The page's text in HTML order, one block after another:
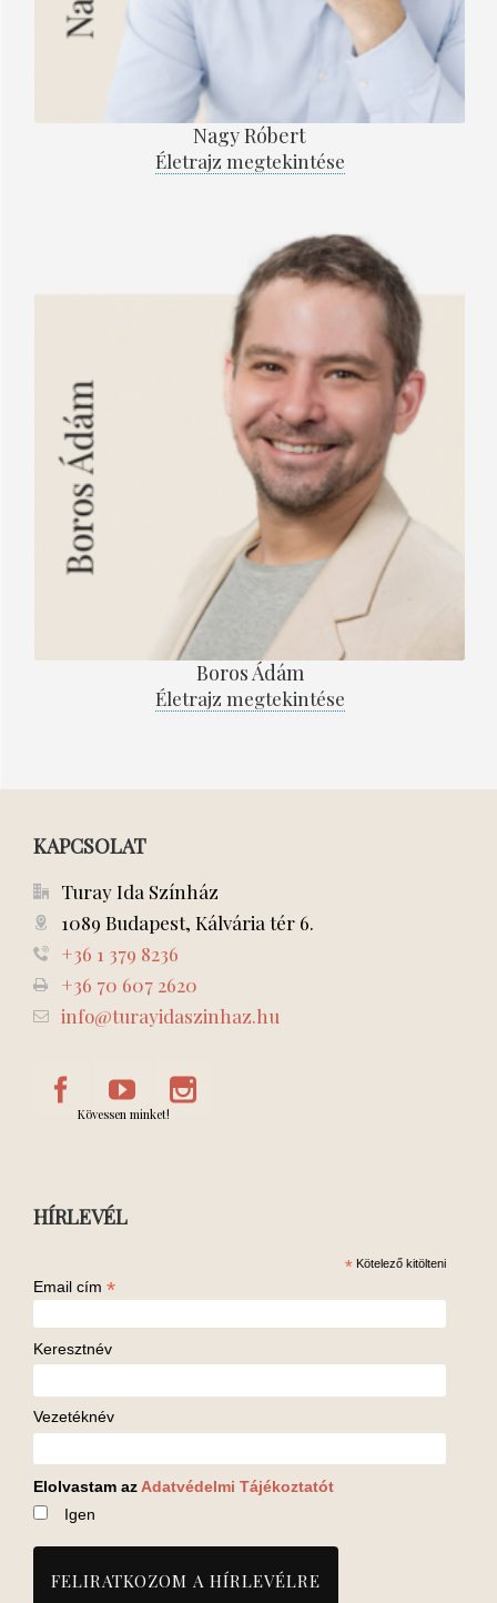
Nagy Róbert
Életrajz megtekintése
Boros Ádám
Életrajz megtekintése
KAPCSOLAT
Turay Ida Színház
1089 Budapest, Kálvária tér 6.
+36 1 379 8236
+36 70 607 2620
info@turayidaszinhaz.hu
Kövessen minket!
HÍRLEVÉL
* Kötelező kitölteni
Email cím *
Keresztnév
Vezetéknév
Elolvastam az Adatvédelmi Tájékoztatót
Igen